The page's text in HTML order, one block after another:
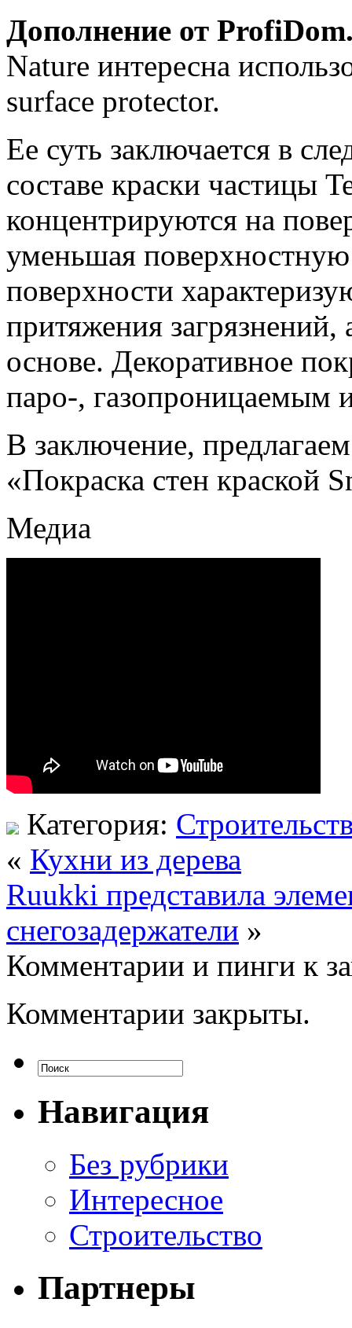
Дополнение от
Nature интересна
surface protector.
Ее суть заключается в
составе краски частицы
концентрируются на
уменьшая
поверхности
притяжения загрязнений,
основе. Декоративное
паро-, газопроницаемым
В заключение,
«Покраска стен краской
Медиа
Категория:
« Кухни из дерева
Ruukki представила
снегозадержатели »
Комментарии и пинги к
Комментарии закрыты.
Навигация
Без рубрики
Интересное
Строительство
Партнеры